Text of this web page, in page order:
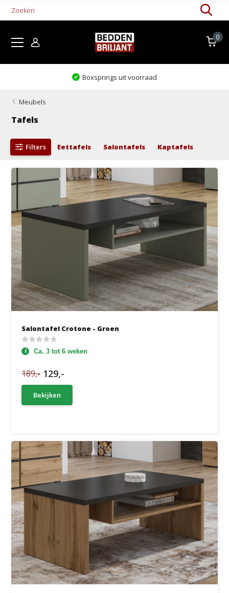
0
Boxsprings uit voorraad
Meubels
Tafels
Filters Eettafels Salontafels Kaptafels
Salontafel Crotone - Groen
Ca. 3 tot 6 weken
189,- 129,-
Bekijken